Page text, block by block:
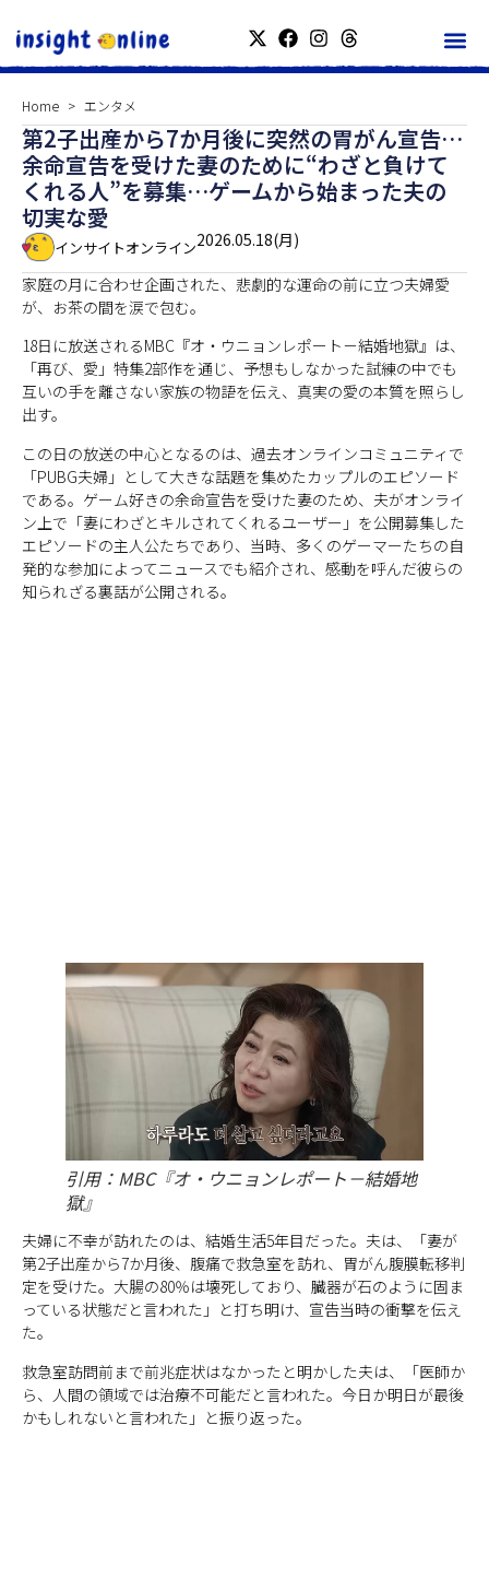
Home エンタメ
第2子出産から7か月後に突然の胃がん宣告…
余命宣告を受けた妻のために“わざと負けて
くれる人”を募集…ゲームから始まった夫の
切実な愛
インサイトオンライン2026.05.18(月)
家庭の月に合わせ企画された、悲劇的な運命の前に立つ夫婦愛
が、お茶の間を涙で包む。
18日に放送されるMBC『オ・ウニョンレポート－結婚地獄』は、
「再び、愛」特集2部作を通じ、予想もしなかった試練の中でも
互いの手を離さない家族の物語を伝え、真実の愛の本質を照らし
出す。
この日の放送の中心となるのは、過去オンラインコミュニティで
「PUBG夫婦」として大きな話題を集めたカップルのエピソード
である。ゲーム好きの余命宣告を受けた妻のため、夫がオンライ
ン上で「妻にわざとキルされてくれるユーザー」を公開募集した
エピソードの主人公たちであり、当時、多くのゲーマーたちの自
発的な参加によってニュースでも紹介され、感動を呼んだ彼らの
知られざる裏話が公開される。
引用：MBC『オ・ウニョンレポート－結婚地
獄』
夫婦に不幸が訪れたのは、結婚生活5年目だった。夫は、「妻が
第2子出産から7か月後、腹痛で救急室を訪れ、胃がん腹膜転移判
定を受けた。大腸の80％は壊死しており、臓器が石のように固ま
っている状態だと言われた」と打ち明け、宣告当時の衝撃を伝え
た。
救急室訪問前まで前兆症状はなかったと明かした夫は、「医師か
ら、人間の領域では治療不可能だと言われた。今日か明日が最後
かもしれないと言われた」と振り返った。